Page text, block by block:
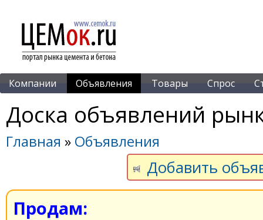
Компании Объявления Товары Спрос
Доска объявлений
Главная » Объявления
Добавить
Продам: